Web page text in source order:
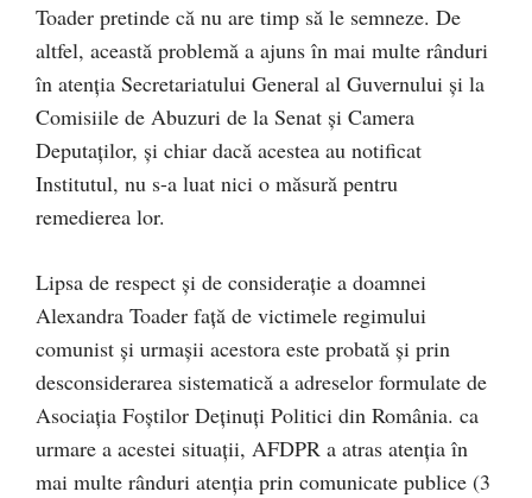
Toader pretinde că nu are timp să le semneze. De
altfel, această problemă a ajuns în mai multe rânduri
în atenția Secretariatului General al Guvernului și la
Comisiile de Abuzuri de la Senat și Camera
Deputaților, și chiar dacă acestea au notificat
Institutul, nu s-a luat nici o măsură pentru
remedierea lor.
Lipsa de respect și de considerație a doamnei
Alexandra Toader față de victimele regimului
comunist și urmașii acestora este probată și prin
desconsiderarea sistematică a adreselor formulate de
Asociația Foștilor Deținuți Politici din România. ca
urmare a acestei situații, AFDPR a atras atenția în
mai multe rânduri atenția prin comunicate publice (3